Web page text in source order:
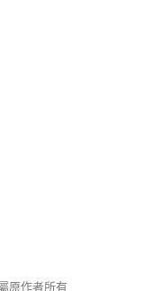
原作者所有